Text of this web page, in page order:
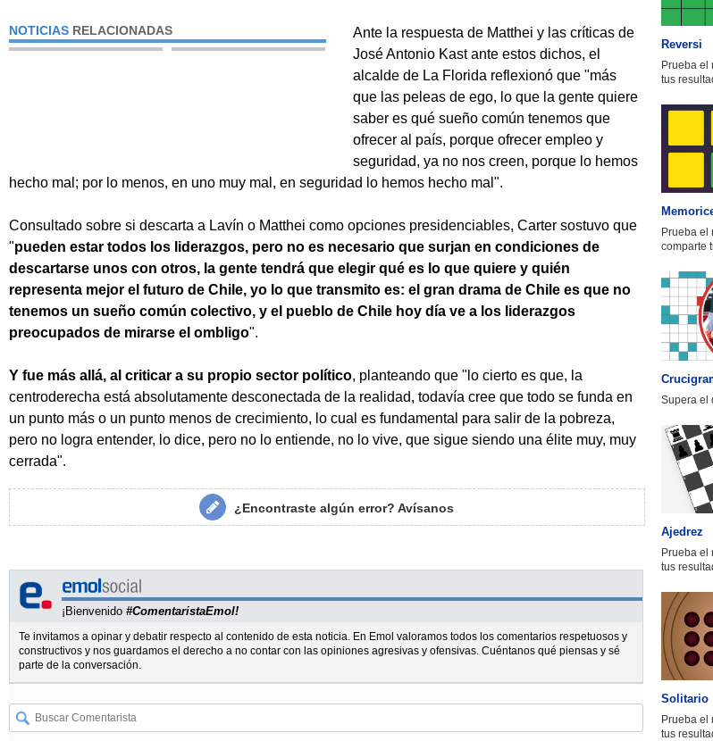
NOTICIAS RELACIONADAS
Ante la respuesta de Matthei y las críticas de
José Antonio Kast ante estos dichos, el
alcalde de La Florida reflexionó que "más
que las peleas de ego, lo que la gente quiere
saber es qué sueño común tenemos que
ofrecer al país, porque ofrecer empleo y
seguridad, ya no nos creen, porque lo hemos
hecho mal; por lo menos, en uno muy mal, en seguridad lo hemos hecho mal".
Consultado sobre si descarta a Lavín o Matthei como opciones presidenciables, Carter sostuvo que
"pueden estar todos los liderazgos, pero no es necesario que surjan en condiciones de
descartarse unos con otros, la gente tendrá que elegir qué es lo que quiere y quién
representa mejor el futuro de Chile, yo lo que transmito es: el gran drama de Chile es que no
tenemos un sueño común colectivo, y el pueblo de Chile hoy día ve a los liderazgos
preocupados de mirarse el ombligo".
Y fue más allá, al criticar a su propio sector político, planteando que "lo cierto es que, la
centroderecha está absolutamente desconectada de la realidad, todavía cree que todo se funda en
un punto más o un punto menos de crecimiento, lo cual es fundamental para salir de la pobreza,
pero no logra entender, lo dice, pero no lo entiende, no lo vive, que sigue siendo una élite muy, muy
cerrada".
¿Encontraste algún error?Avísanos
¡Bienvenido #ComentaristaEmol!
Te invitamos a opinar y debatir respecto al contenido de esta noticia. En Emol valoramos todos los comentarios respetuosos y
constructivos y nos guardamos el derecho a no contar con las opiniones agresivas y ofensivas. Cuéntanos qué piensas y sé
parte de la conversación.
Reversi
Prueba el
tus
Prueba el
comparte
Supera el
Ajedrez
Prueba el
tus
Solitario
Prueba el
tus